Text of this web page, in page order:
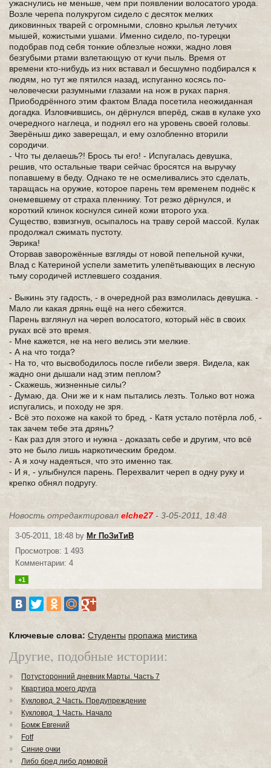
ужаснулись не меньше, чем при появлении волосатого урода.
Возле черепа полукругом сидело с десяток мелких
диковинных тварей с огромными, словно крылья летучих
мышей, кожистыми ушами. Именно сидело, по-турецки
подобрав под себя тонкие облезлые ножки, жадно ловя
безгубыми ртами взлетающую от кучи пыль. Время от
времени кто-нибудь из них вставал и бесшумно подбирался к
людям, но тут же пятился назад, испуганно косясь по-
человечески разумными глазами на нож в руках парня.
Приободрённого этим фактом Влада посетила неожиданная
догадка. Изловчившись, он дёрнулся вперёд, сжав в кулаке ухо
очередного наглеца, и поднял его на уровень своей головы.
Зверёныш дико заверещал, и ему озлобленно вторили
сородичи.
- Что ты делаешь?! Брось ты его! - Испугалась девушка,
решив, что остальные твари сейчас бросятся на выручку
попавшему в беду. Однако те не осмеливались это сделать,
таращась на оружие, которое парень тем временем поднёс к
онемевшему от страха пленнику. Тот резко дёрнулся, и
короткий клинок коснулся синей кожи второго уха.
Существо, взвизгнув, осыпалось на траву серой массой. Кулак
продолжал сжимать пустоту.
Эврика!
Оторвав заворожённые взгляды от новой пепельной кучки,
Влад с Катериной успели заметить улепётывающих в лесную
тьму сородичей истлевшего создания.
- Выкинь эту гадость, - в очередной раз взмолилась девушка. -
Мало ли какая дрянь ещё на него сбежится.
Парень взглянул на череп волосатого, который нёс в своих
руках всё это время.
- Мне кажется, не на него велись эти мелкие.
- А на что тогда?
- На то, что высвободилось после гибели зверя. Видела, как
жадно они дышали над этим пеплом?
- Скажешь, жизненные силы?
- Думаю, да. Они же и к нам пытались лезть. Только вот ножа
испугались, и походу не зря.
- Всё это похоже на какой то бред, - Катя устало потёрла лоб, -
так зачем тебе эта дрянь?
- Как раз для этого и нужна - доказать себе и другим, что всё
это не было лишь наркотическим бредом.
- А я хочу надеяться, что это именно так.
- И я, - улыбнулся парень. Перехвалит череп в одну руку и
крепко обнял подругу.
Новость отредактировал elche27- 3-05-2011, 18:48
3-05-2011, 18:48 by Mr ПоЗиТиВ
Просмотров: 1 493
Комментарии: 4
+1
Ключевые слова: Студенты пропажа мистика
Другие, подобные истории:
Потусторонний дневник Марты. Часть 7
Квартира моего друга
Кукловод. 2 Часть. Предупреждение
Кукловод. 1 Часть. Начало
Бомж Евгений
Fotf
Синие очки
Либо бред либо домовой